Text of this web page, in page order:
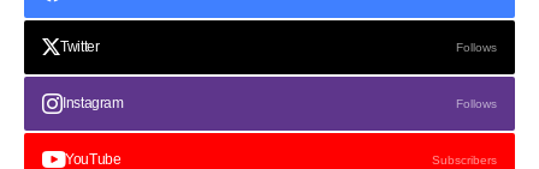
Twitter Follows
Instagram Follows
YouTube Subscribers